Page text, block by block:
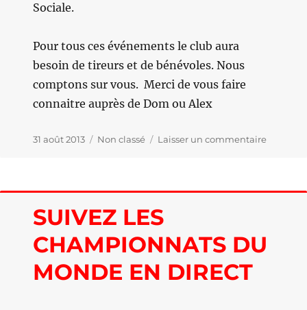
Sociale.
Pour tous ces événements le club aura
besoin de tireurs et de bénévoles. Nous
comptons sur vous. Merci de vous faire
connaitre auprès de Dom ou Alex
Publié
31 août 2013 Catégories
Non classé Laisser un commentairesur
SUIVEZ LES
CHAMPIONNATS DU
MONDE EN DIRECT